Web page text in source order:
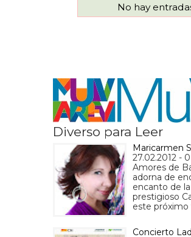
No hay
Diverso para Leer
Maricarmen
27.02.2012 -
Amores de
adorna de
encanto de
prestigioso
este próximo
Concierto